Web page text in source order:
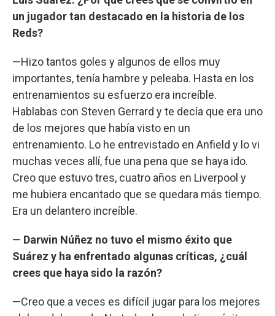
un jugador tan destacado en la historia de los
Reds?
—Hizo tantos goles y algunos de ellos muy
importantes, tenía hambre y peleaba. Hasta en los
entrenamientos su esfuerzo era increíble.
Hablabas con Steven Gerrard y te decía que era uno
de los mejores que había visto en un
entrenamiento. Lo he entrevistado en Anfield y lo vi
muchas veces allí, fue una pena que se haya ido.
Creo que estuvo tres, cuatro años en Liverpool y
me hubiera encantado que se quedara más tiempo.
Era un delantero increíble.
— Darwin Núñez no tuvo el mismo éxito que
Suárez y ha enfrentado algunas críticas, ¿cuál
crees que haya sido la razón?
—Creo que a veces es difícil jugar para los mejores